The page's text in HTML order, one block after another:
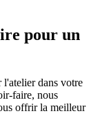
pour un
l'atelier dans votre
faire, nous
offrir la meilleur